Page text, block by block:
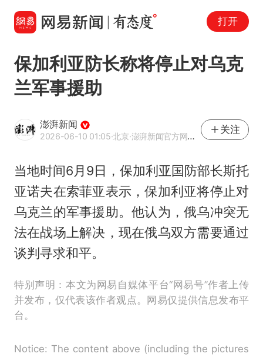
打开
保加利亚防长称将停止对乌克
兰军事援助
澎湃新闻
2026-06-10 01:05·北京·澎湃新闻官方网易号
关注
当地时间6月9日，保加利亚国防部长斯托
亚诺夫在索菲亚表示，保加利亚将停止对
乌克兰的军事援助。他认为，俄乌冲突无
法在战场上解决，现在俄乌双方需要通过
谈判寻求和平。
特别声明：本文为网易自媒体平台“网易号”作者上传
并发布，仅代表该作者观点。网易仅提供信息发布平
台。
Notice: The content above (including the pictures